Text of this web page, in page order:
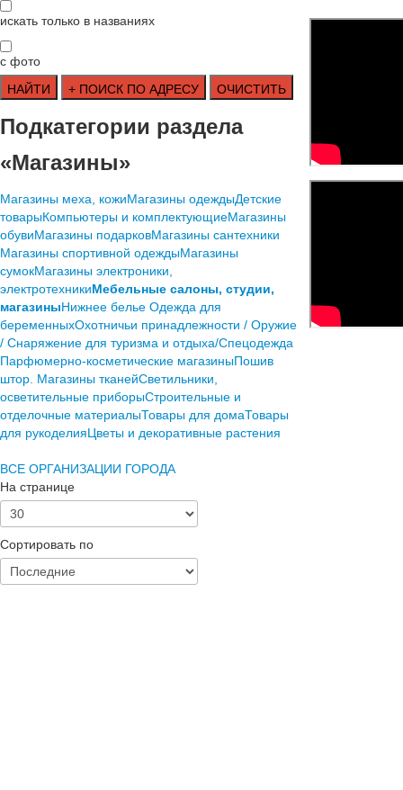
искать только в названиях
с фото
Подкатегории раздела
«Магазины»
Mагазины меха, кожиMагазины одеждыДетские
товарыКомпьютеры и комплектующиеМагазины
обувиМагазины подарковМагазины сантехники
Магазины спортивной одеждыМагазины
сумокМагазины электроники,
электротехникиМебельные салоны, студии,
магазиныНижнее белье Одежда для
беременныхОхотничьи принадлежности / Оружие
/ Снаряжение для туризма и отдыха/Спецодежда
Парфюмерно-косметические магазиныПошив
штор. Магазины тканейСветильники,
осветительные приборыСтроительные и
отделочные материалыТовары для домаТовары
для рукоделияЦветы и декоративные растения
ВСЕ ОРГАНИЗАЦИИ ГОРОДА
На странице
Сортировать по